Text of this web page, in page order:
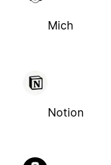
Mich
Notion